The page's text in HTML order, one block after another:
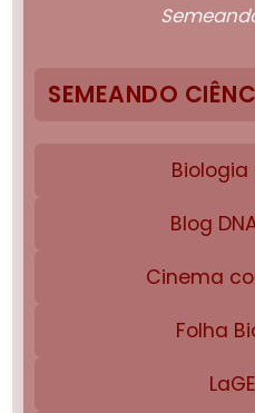
SEMEANDO
Biologia
Blog
Cinema
Folha